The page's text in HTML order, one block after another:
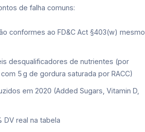
de falha comuns:
conformes ao FD&C Act §403(w) mesmo
desqualificadores de nutrientes (por
5 g de gordura saturada por RACC)
em 2020 (Added Sugars, Vitamin D,
DV real na tabela